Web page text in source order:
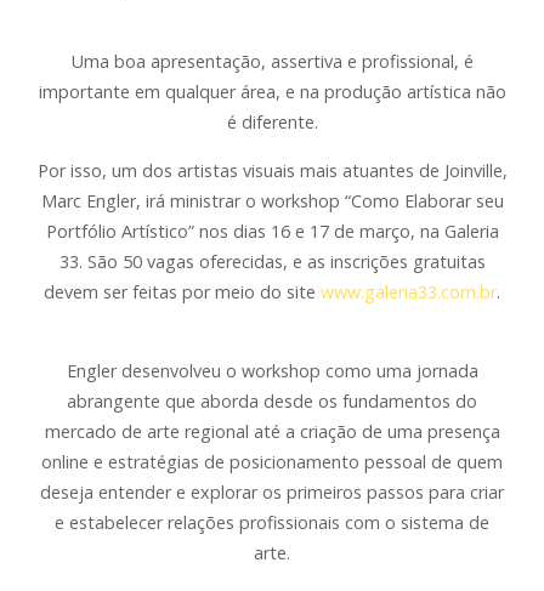
Uma boa apresentação, assertiva e profissional, é
importante em qualquer área, e na produção artística não
é diferente.
Por isso, um dos artistas visuais mais atuantes de Joinville,
Marc Engler, irá ministrar o workshop “Como Elaborar seu
Portfólio Artístico” nos dias 16 e 17 de março, na Galeria
33. São 50 vagas oferecidas, e as inscrições gratuitas
devem ser feitas por meio do site www.galeria33.com.br.
Engler desenvolveu o workshop como uma jornada
abrangente que aborda desde os fundamentos do
mercado de arte regional até a criação de uma presença
online e estratégias de posicionamento pessoal de quem
deseja entender e explorar os primeiros passos para criar
e estabelecer relações profissionais com o sistema de
arte.